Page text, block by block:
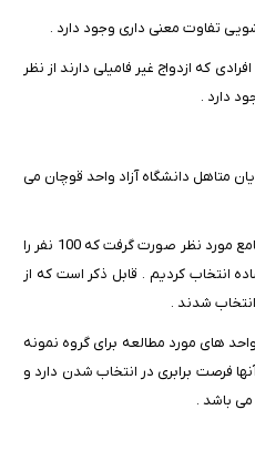
که ازدواج غیر فامیلی دارند از نظر
دارد .
متاهل دانشگاه آزاد واحد قوچان می
در این پژوهش ، نمونه گیری از کل جامع مورد نظر صورت گرفت که 100 نفر را
انتخاب کردیم . قابل ذکر است که از
های مورد مطالعه برای گروه نمونه
فرصت برابری در انتخاب شدن دارد و
می باشد .